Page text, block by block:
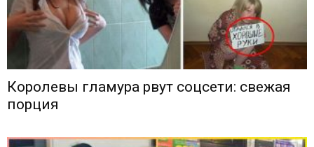
Королевы гламура рвут соцсети: свежая
порция